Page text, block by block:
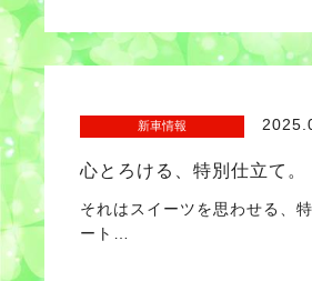
新車情報
心とろける、特別仕立て。
それはスイーツを思わせる、
ート…